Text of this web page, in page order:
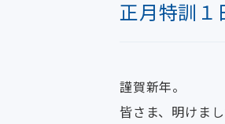
正月特訓１
謹賀新年。
皆さま、明けま